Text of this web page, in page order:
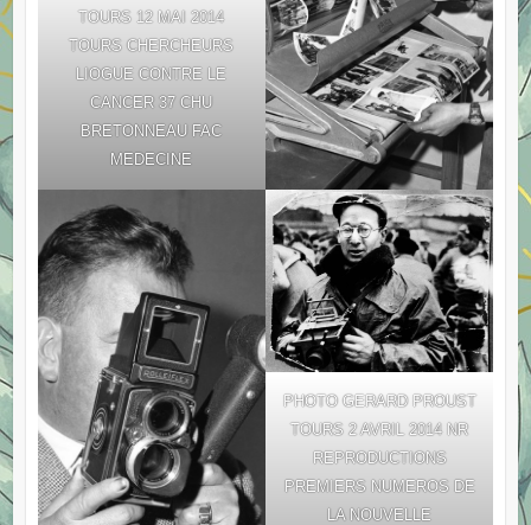
TOURS 12 MAI 2014
TOURS CHERCHEURS
LIOGUE CONTRE LE
CANCER 37 CHU
BRETONNEAU FAC
MEDECINE
PHOTO GERARD PROUST
TOURS 2 AVRIL 2014 NR
REPRODUCTIONS
PREMIERS NUMEROS DE
LA NOUVELLE